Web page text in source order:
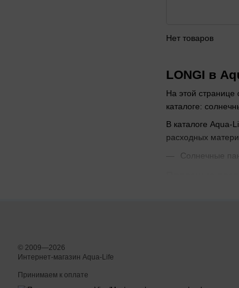
LONGI в
На этой
каталоге:
В каталоге Aqua-
расходных
Солнечные
нужна помощь с
Нет товаров
© 2009—2026
Интернет-магазин Aqua-Life
Принимаем к оплате